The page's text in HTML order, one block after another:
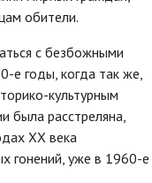
обители.
с безбожными
е годы, когда так же,
культурным
была расстреляна,
XX века
гонений, уже в 1960-е